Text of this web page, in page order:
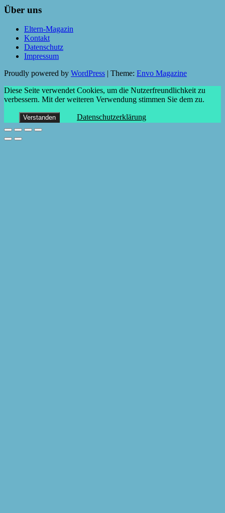
Über uns
Eltern-Magazin
Kontakt
Datenschutz
Impressum
Proudly powered by WordPress Theme: Envo Magazine
Diese Seite verwendet Cookies, um die Nutzerfreundlichkeit zu
verbessern. Mit der weiteren Verwendung stimmen Sie dem zu.
Verstanden Datenschutzerklärung